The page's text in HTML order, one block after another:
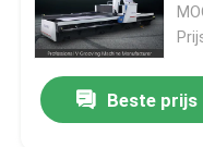
Beste prijs